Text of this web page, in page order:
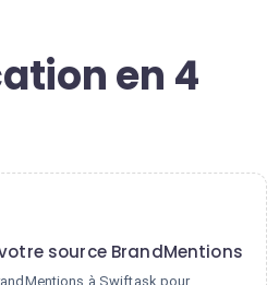
en 4
votre source BrandMentions
à Swiftask pour